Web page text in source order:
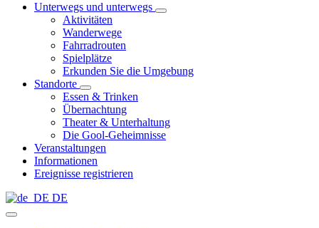
Unterwegs und unterwegs
Aktivitäten
Wanderwege
Fahrradrouten
Spielplätze
Erkunden Sie die Umgebung
Standorte
Essen & Trinken
Übernachtung
Theater & Unterhaltung
Die Gool-Geheimnisse
Veranstaltungen
Informationen
Ereignisse registrieren
DE